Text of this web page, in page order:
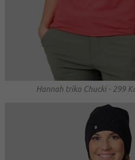
Hannah triko Chucki - 299